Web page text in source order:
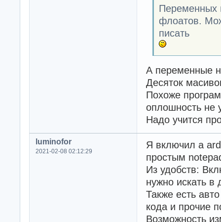
Переменных
флоатов.
писать
А переменные
Десяток
Похоже
оплошность не
Надо учится
luminofor
2021-02-08 02:12:29
Я включил а
простым
Из удобств:
нужно искать в
Также есть
кода и прочие
Возможность